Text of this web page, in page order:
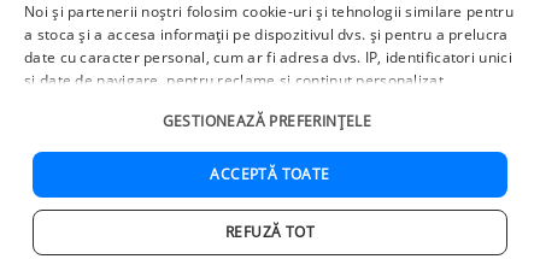
Acasa Cautare Cos Favorite Contul meu
© 2000 - 2026 S.C. BITFACTOR S.R.L.
Noi și partenerii noștri folosim cookie-uri și tehnologii similare pentru
a stoca și a accesa informații pe dispozitivul dvs. și pentru a prelucra
date cu caracter personal, cum ar fi adresa dvs. IP, identificatori unici
și date de navigare, pentru reclame și conținut personalizat,
îmbunătățirea serviciilor.Furnizori terți (225)pot, de asemenea,
prelucra datele dvs. în aceste și alte scopuri, inclusiv folosind date
precise de geolocalizare și caracteristici ale dispozitivului. Opțiunile
dvs. se aplică doar acestui site web. Unii furnizori se pot baza pe
interes legitim în loc de consimțământ; aveți dreptul să vă opuneți în
. Vă puteți retrage consimțământul în orice
GESTIONEAZĂ PREFERINȚELE
ACCEPTĂ TOATE
REFUZĂ TOT